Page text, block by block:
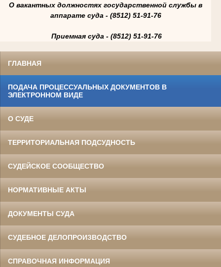
О вакантных должностях государственной службы в
аппарате суда - (8512) 51-91-76
Приемная суда - (8512) 51-91-76
ГЛАВНАЯ
ПОДАЧА ПРОЦЕССУАЛЬНЫХ ДОКУМЕНТОВ В
ЭЛЕКТРОННОМ ВИДЕ
О СУДЕ
ТЕРРИТОРИАЛЬНАЯ ПОДСУДНОСТЬ
СУДЕЙСКОЕ СООБЩЕСТВО
НОРМАТИВНЫЕ АКТЫ
ДОКУМЕНТЫ СУДА
СУДЕБНОЕ ДЕЛОПРОИЗВОДСТВО
СПРАВОЧНАЯ ИНФОРМАЦИЯ